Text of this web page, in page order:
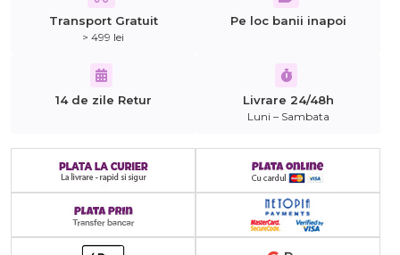
Transport Gratuit
> 499 lei
Pe loc banii inapoi
14 de zile Retur Livrare 24/48h
Luni – Sambata